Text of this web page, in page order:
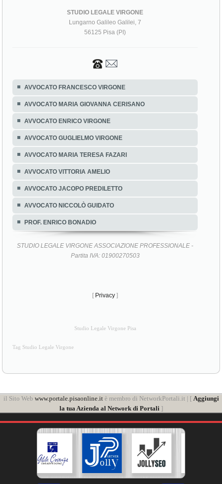
STUDIO LEGALE VIRGONE
Lungarno Galileo Galilei, 7
56125 Pisa (PI)
AVVOCATO FRANCESCO VIRGONE
AVVOCATO MARIA GIOVANNA CERISANO
AVVOCATO ENRICO VIRGONE
AVVOCATO GUGLIELMO VIRGONE
AVVOCATO MARIA TERESA FAZARI
AVVOCATO VITTORIA AMELIO
AVVOCATO JACOPO PREDILETTO
AVVOCATO NICCOLÒ GUIDATO
PROF. ENRICO BONADIO
STUDIO LEGALE VIRGONE ASSOCIAZIONE PROFESSIONALE -
Partita IVA: 01900270503
[ Privacy ]
Studio Legale Virgone Pisa
Tag Studio Legale Virgone
il Sito Web www.portale.pisaonline.itè membro di NetworkPortali.it | [ Aggiungi
la tua Azienda al Network di Portali]